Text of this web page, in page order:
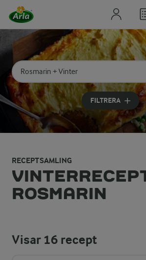
Sök på kategori eller ingrediens
Skriv in sökord för att få förslag
FILTRERA
RECEPTSAMLING
ROSMARIN
Visar16 recept